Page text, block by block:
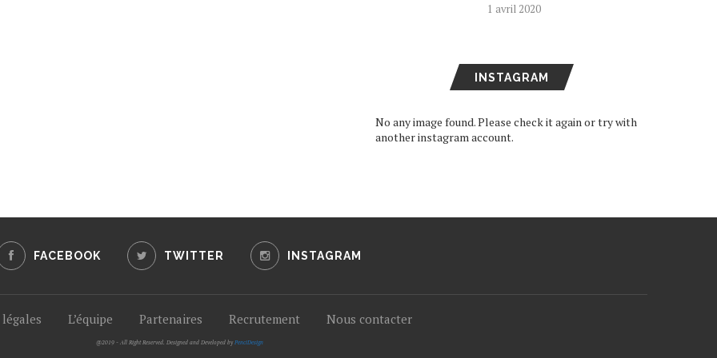
1 avril 2020
INSTAGRAM
No any image found. Please check it again or try with
another instagram account.
FACEBOOK TWITTER INSTAGRAM
L’équipe Partenaires Recrutement Nous contacter
@2019 - All Right Reserved. Designed and Developed by PenciDesign